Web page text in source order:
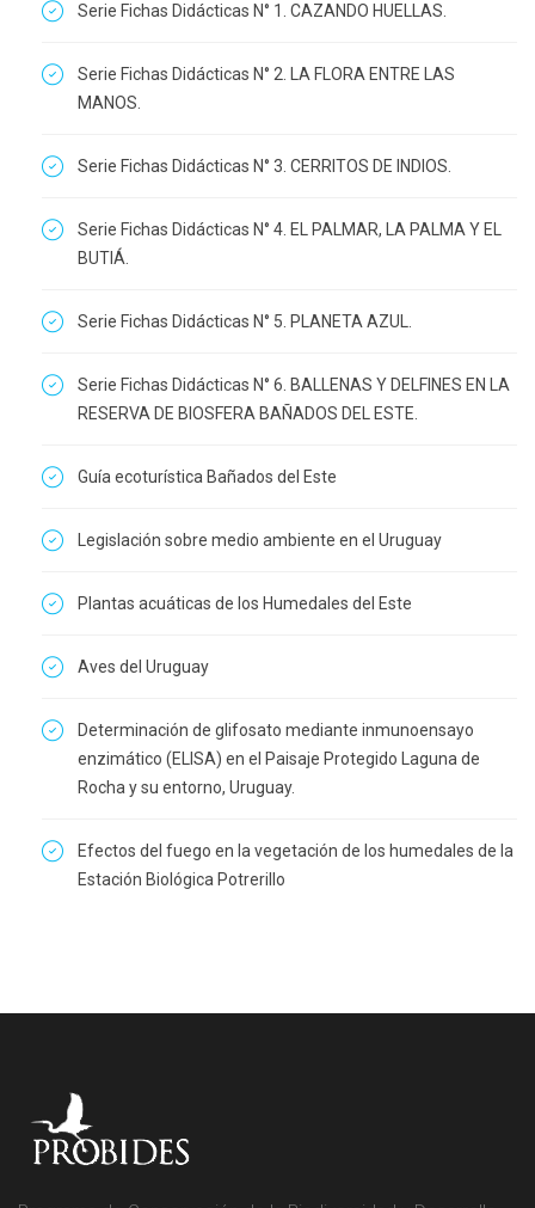
Serie Fichas Didácticas N° 1. CAZANDO HUELLAS.
Serie Fichas Didácticas N° 2. LA FLORA ENTRE LAS
MANOS.
Serie Fichas Didácticas N° 3. CERRITOS DE INDIOS.
Serie Fichas Didácticas N° 4. EL PALMAR, LA PALMA Y EL
BUTIÁ.
Serie Fichas Didácticas N° 5. PLANETA AZUL.
Serie Fichas Didácticas N° 6. BALLENAS Y DELFINES EN LA
RESERVA DE BIOSFERA BAÑADOS DEL ESTE.
Guía ecoturística Bañados del Este
Legislación sobre medio ambiente en el Uruguay
Plantas acuáticas de los Humedales del Este
Aves del Uruguay
Determinación de glifosato mediante inmunoensayo
enzimático (ELISA) en el Paisaje Protegido Laguna de
Rocha y su entorno, Uruguay.
Efectos del fuego en la vegetación de los humedales de la
Estación Biológica Potrerillo